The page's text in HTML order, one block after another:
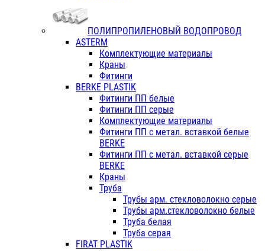
ПОЛИПРОПИЛЕНОВЫЙ ВОДОПРОВОД
ASTERM
Комплектующие материалы
Краны
Фитинги
BERKE PLASTIK
Фитинги ПП белые
Фитинги ПП серые
Комплектующие материалы
Фитинги ПП с метал. вставкой белые
BERKE
Фитинги ПП с метал. вставкой серые
BERKE
Краны
Труба
Трубы арм. стекловолокно серые
Трубы арм.стекловолокно белые
Труба белая
Труба серая
FIRAT PLASTIK